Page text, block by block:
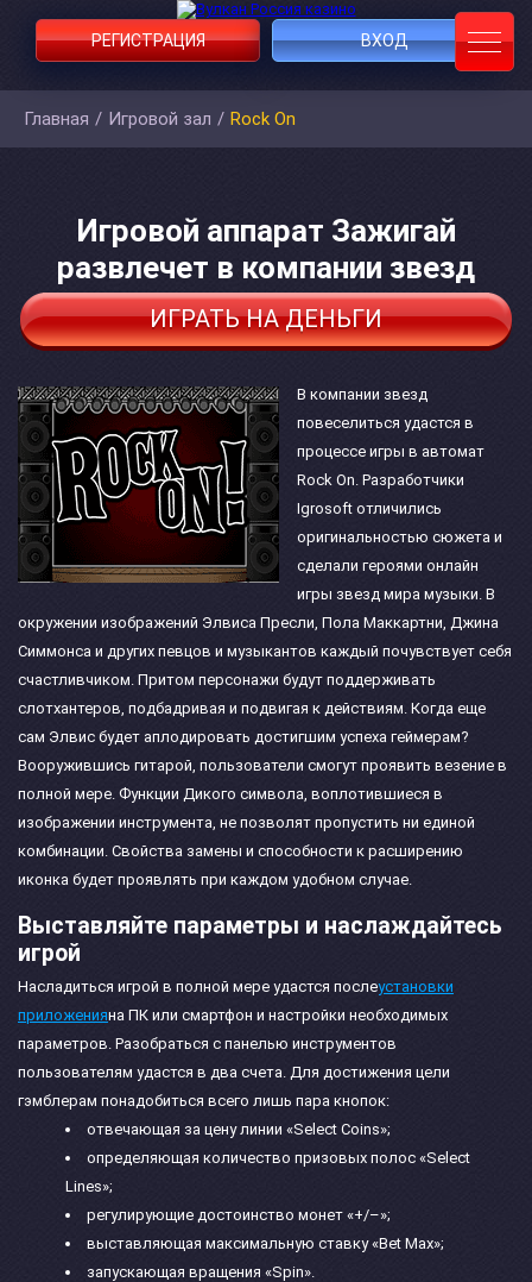
РЕГИСТРАЦИЯ ВХОД
Главная / Игровой зал / Rock On
Игровой аппарат Зажигай
развлечет в компании звезд
ИГРАТЬ НА ДЕНЬГИ
В компании звезд
повеселиться удастся в
процессе игры в автомат
Rock On. Разработчики
Igrosoft отличились
оригинальностью сюжета и
сделали героями онлайн
игры звезд мира музыки. В
окружении изображений Элвиса Пресли, Пола Маккартни, Джина
Симмонса и других певцов и музыкантов каждый почувствует себя
счастливчиком. Притом персонажи будут поддерживать
слотхантеров, подбадривая и подвигая к действиям. Когда еще
сам Элвис будет аплодировать достигшим успеха геймерам?
Вооружившись гитарой, пользователи смогут проявить везение в
полной мере. Функции Дикого символа, воплотившиеся в
изображении инструмента, не позволят пропустить ни единой
комбинации. Свойства замены и способности к расширению
иконка будет проявлять при каждом удобном случае.
Выставляйте параметры и наслаждайтесь
игрой
Насладиться игрой в полной мере удастся послеустановки
приложенияна ПК или смартфон и настройки необходимых
параметров. Разобраться с панелью инструментов
пользователям удастся в два счета. Для достижения цели
гэмблерам понадобиться всего лишь пара кнопок:
отвечающая за цену линии «Select Coins»;
определяющая количество призовых полос «Select
Lines»;
регулирующие достоинство монет «+/–»;
выставляющая максимальную ставку «Bet Max»;
запускающая вращения «Spin».